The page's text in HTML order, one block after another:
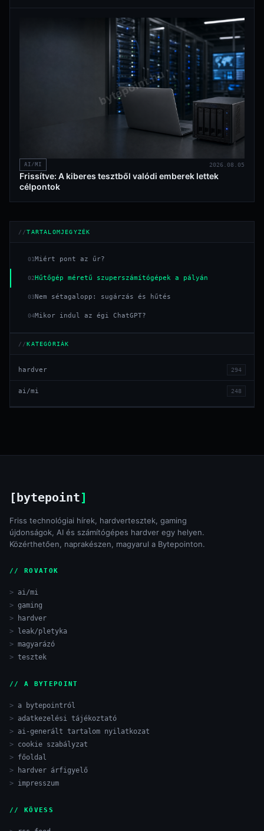
AI/MI 2026.08.05
Frissítve: A kiberes tesztből valódi emberek lettek
célpontok
TARTALOMJEGYZÉK
01Miért pont az űr?
02Hűtőgép méretű szuperszámítógépek a pályán
03Nem sétagalopp: sugárzás és hűtés
04Mikor indul az égi ChatGPT?
KATEGÓRIÁK
hardver 294
ai/mi 248
[bytepoint]
Friss technológiai hírek, hardvertesztek, gaming
újdonságok, AI és számítógépes hardver egy helyen.
Közérthetően, naprakészen, magyarul a Bytepointon.
// ROVATOK
ai/mi
gaming
hardver
leak/pletyka
magyarázó
tesztek
// A BYTEPOINT
a bytepointról
adatkezelési tájékoztató
ai-generált tartalom nyilatkozat
cookie szabályzat
főoldal
hardver árfigyelő
impresszum
// KÖVESS